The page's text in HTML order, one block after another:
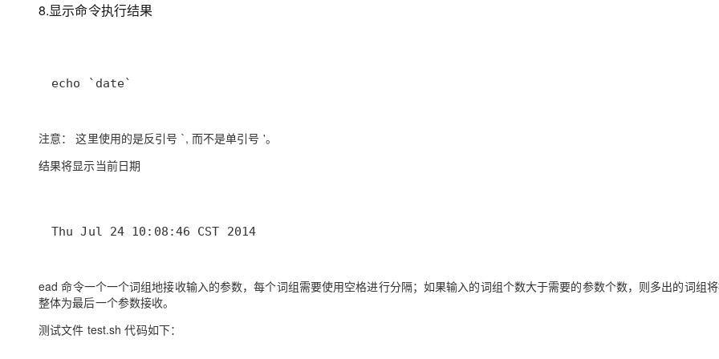
8.显示命令执行结果
echo `date`
注意：
这里使用的是反引号 `, 而不是单引号 '。
结果将显示当前日期
Thu Jul 24 10:08:46 CST 2014
ead 命令一个一个词组地接收输入的参数，每个词组需要使用空格进行分隔；如果输入的词组个数大于需要的参数个数，则多出的词组
整体为最后一个参数接收。
测试文件 test.sh 代码如下：